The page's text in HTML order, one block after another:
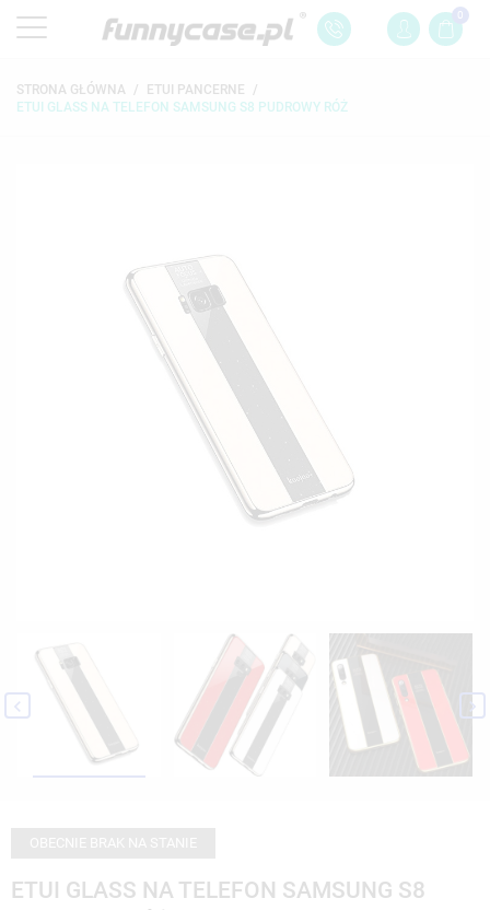
0
STRONA GŁÓWNA
ETUI PANCERNE
ETUI GLASS NA TELEFON SAMSUNG S8 PUDROWY RÓŻ
 
ETUI GLASS NA TELEFON SAMSUNG S8